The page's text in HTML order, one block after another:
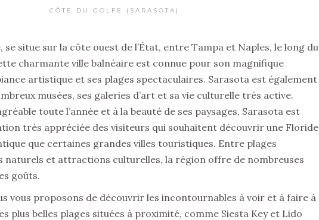
CÔTE DU GOLFE (SARASOTA)
se situe sur la côte ouest de l’État, entre Tampa et Naples, le long du
charmante ville balnéaire est connue pour son magnifique
artistique et ses plages spectaculaires. Sarasota est également
musées, ses galeries d’art et sa vie culturelle très active.
toute l’année et à la beauté de ses paysages, Sarasota est
très appréciée des visiteurs qui souhaitent découvrir une Floride
que certaines grandes villes touristiques. Entre plages
naturels et attractions culturelles, la région offre de nombreuses
goûts.
vous proposons de découvrir les incontournables à voir et à faire à
plus belles plages situées à proximité, comme Siesta Key et Lido